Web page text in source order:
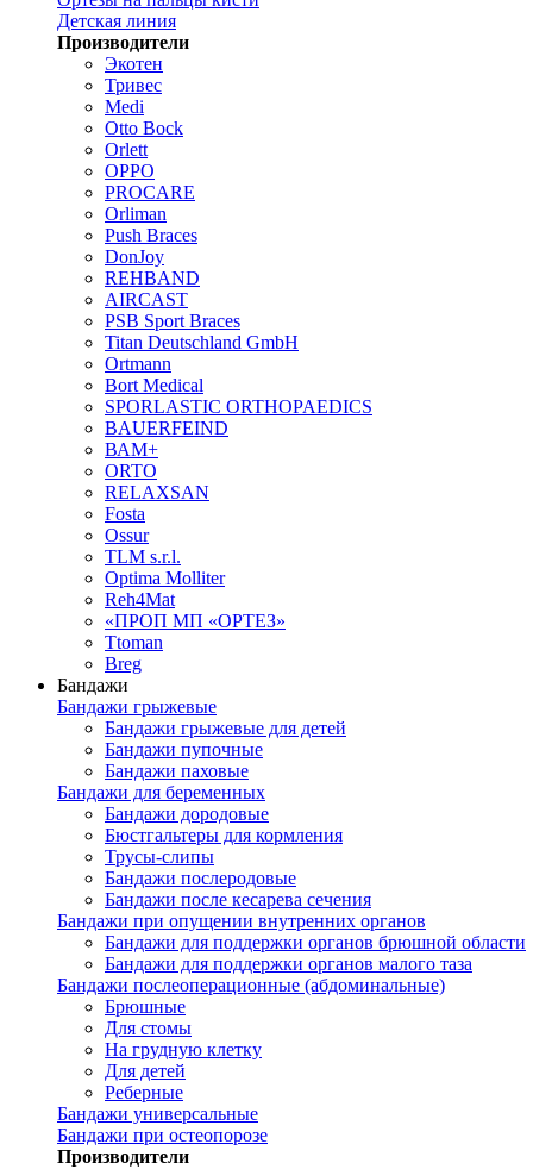
Детская линия
Производители
Экотен
Тривес
Medi
Otto Bock
Orlett
OPPO
PROCARE
Orliman
Push Braces
DonJoy
REHBAND
AIRCAST
PSB Sport Braces
Titan Deutschland GmbH
Ortmann
Bort Medical
SPORLASTIC ORTHOPAEDICS
BAUERFEIND
ВАМ+
ORTO
RELAXSAN
Fosta
Ossur
TLM s.r.l.
Optima Molliter
Reh4Mat
«ПРОП МП «ОРТЕЗ»
Ttoman
Breg
Бандажи
Бандажи грыжевые
Бандажи грыжевые для детей
Бандажи пупочные
Бандажи паховые
Бандажи для беременных
Бандажи дородовые
Бюстгальтеры для кормления
Трусы-слипы
Бандажи послеродовые
Бандажи после кесарева сечения
Бандажи при опущении внутренних органов
Бандажи для поддержки органов брюшной области
Бандажи для поддержки органов малого таза
Бандажи послеоперационные (абдоминальные)
Брюшные
Для стомы
На грудную клетку
Для детей
Реберные
Бандажи универсальные
Бандажи при остеопорозе
Производители